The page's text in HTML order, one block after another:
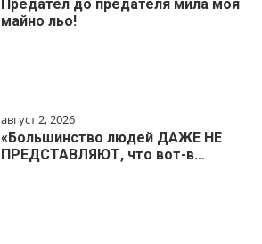
Предател до предателя мила моя
майно льо!
август 2, 2026
«Большинство людей ДАЖЕ НЕ
ПРЕДСТАВЛЯЮТ, что вот-в…